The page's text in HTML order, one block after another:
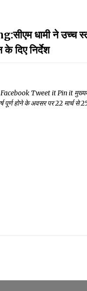
धामी ने उच्च
दिए निर्देश
Tweet it Pin it
पूर्ण होने के अवसर पर 22 मार्च से